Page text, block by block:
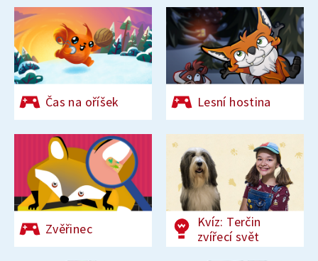
Čas na oříšek Lesní hostina
Zvěřinec
Kvíz: Terčin
zvířecí svět